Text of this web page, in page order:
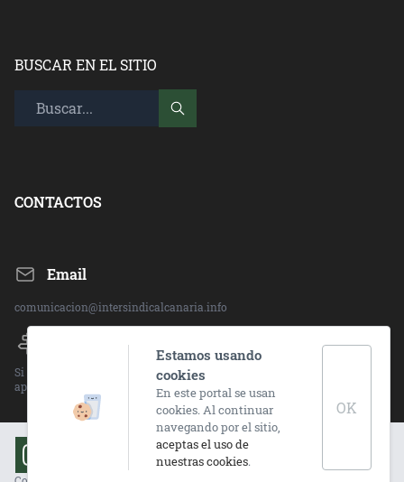
BUSCAR EN EL SITIO
CONTACTOS
Email
comunicacion@intersindicalcanaria.info
Si deseas ponerte en contacto con alguna de nuestras sedes, visita el
apartado "CONTACTO" en la barra superior.
Estamos usando
cookies
En este portal se usan
cookies. Al continuar
navegando por el sitio,
aceptas el uso de
nuestras cookies.
OK